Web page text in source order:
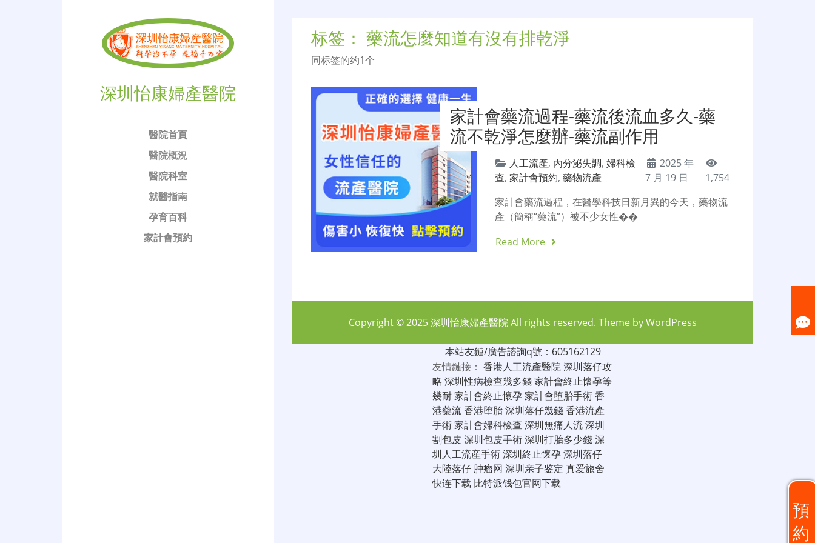
深圳怡康婦產醫院
醫院首頁
醫院概況
醫院科室
就醫指南
孕育百科
家計會預約
标签： 藥流怎麼知道有沒有排乾淨
同标签的约1个
家計會藥流過程-藥流後流血多久-藥
流不乾淨怎麼辦-藥流副作用
人工流產, 內分泌失調,婦科檢
查,家計會預約,藥物流產
2025 年
7 月 19 日
1,754
家計會藥流過程，在醫學科技日新月異的今天，藥物流
產（簡稱“藥流”）被不少女性��
Read More
預
約
Copyright © 2025深圳怡康婦產醫院All rights reserved. Theme byWordPress
本站友鏈/廣告諮詢q號：605162129
友情鏈接： 香港人工流產醫院深圳落仔攻
略 深圳性病檢查幾多錢家計會終止懷孕等
幾耐家計會終止懷孕家計會堕胎手術香
港藥流香港堕胎深圳落仔幾錢香港流產
手術家計會婦科檢查 深圳無痛人流深圳
割包皮 深圳包皮手術深圳打胎多少錢深
圳人工流産手術深圳終止懷孕深圳落仔
大陸落仔 肿瘤网 深圳亲子鉴定 真爱旅舍
快连下载 比特派钱包官网下载